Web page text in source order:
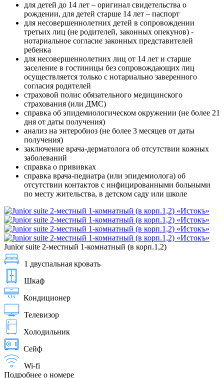
для детей до 14 лет – оригинал свидетельства о
рождении, для детей старше 14 лет – паспорт
для несовершеннолетних детей в сопровождении
третьих лиц (не родителей, законных опекунов) -
нотариальное согласие законных представителей
ребенка
для несовершеннолетних лиц от 14 лет и старше
заселение в гостиницы без сопровождающих лиц
осуществляется только с нотариально заверенного
согласия родителей
страховой полис обязательного медицинского
страхования (или ДМС)
справка об эпидемиологическом окружении (не более 21
дня от даты получения)
анализ на энтеробиоз (не более 3 месяцев от даты
получения)
заключение врача-дерматолога об отсутствии кожных
заболеваний
справка о прививках
справка врача-педиатра (или эпидемиолога) об
отсутствии контактов с инфицированными больными
по месту жительства, в детском саду или школе
Junior suite 2-местный 1-комнатный (в корп.1,2)
1 двуспальная кровать
Шкаф
Кондиционер
Телевизор
Холодильник
Сейф
Wi-fi
Подробнее о номере